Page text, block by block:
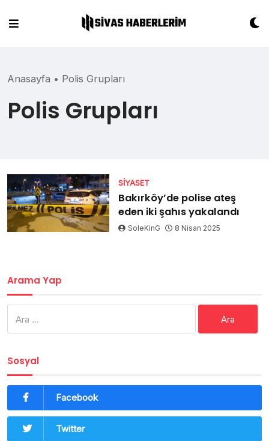
content
Anasayfa • Polis Grupları
Polis Grupları
SIYASET
Bakırköy’de polise ateş
eden iki şahıs yakalandı
SoleKinG 8 Nisan 2025
Arama Yap
Sosyal
Facebook
Twitter